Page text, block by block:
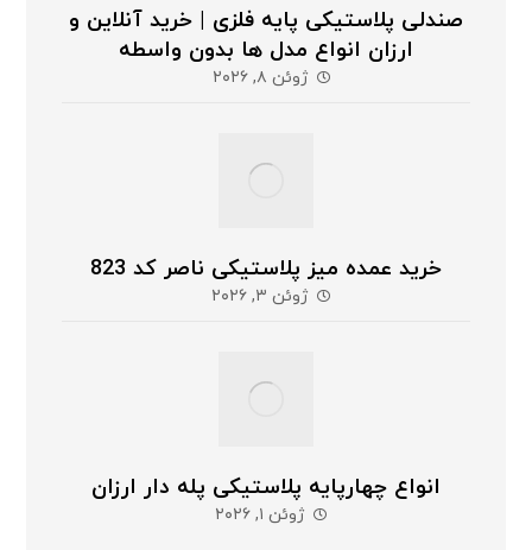
صندلی پلاستیکی پایه فلزی | خرید آنلاین و
ارزان انواع مدل ها بدون واسطه
ژوئن ۸, ۲۰۲۶
خرید عمده میز پلاستیکی ناصر کد 823
ژوئن ۳, ۲۰۲۶
انواع چهارپایه پلاستیکی پله دار ارزان
ژوئن ۱, ۲۰۲۶